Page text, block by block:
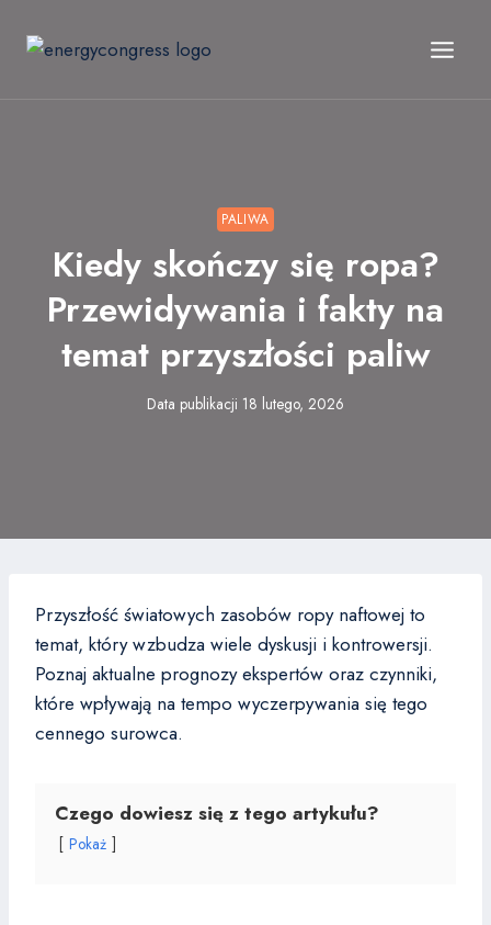
PALIWA
Kiedy skończy się ropa?
Przewidywania i fakty na
temat przyszłości paliw
Data publikacji 18 lutego, 2026
Przyszłość światowych zasobów ropy naftowej to
temat, który wzbudza wiele dyskusji i kontrowersji.
Poznaj aktualne prognozy ekspertów oraz czynniki,
które wpływają na tempo wyczerpywania się tego
cennego surowca.
Czego dowiesz się z tego artykułu?
Pokaż